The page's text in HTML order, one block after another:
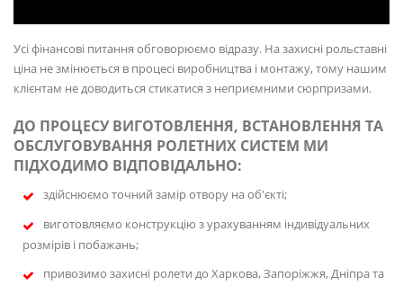
Усі фінансові питання обговорюємо відразу. На захисні рольставні
ціна не змінюється в процесі виробництва і монтажу, тому нашим
клієнтам не доводиться стикатися з неприємними сюрпризами.
ДО ПРОЦЕСУ ВИГОТОВЛЕННЯ, ВСТАНОВЛЕННЯ ТА
ОБСЛУГОВУВАННЯ РОЛЕТНИХ СИСТЕМ МИ
ПІДХОДИМО ВІДПОВІДАЛЬНО:
здійснюємо точний замір отвору на об'єкті;
виготовляємо конструкцію з урахуванням індивідуальних
розмірів і побажань;
привозимо захисні ролети до Харкова, Запоріжжя, Дніпра та